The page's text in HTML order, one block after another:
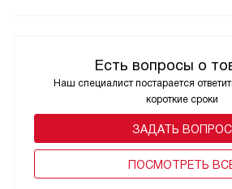
Есть вопросы о
Наш специалист постарается
короткие сроки
ЗАДАТЬ ВОПРОС
ПОCМОТРЕТЬ